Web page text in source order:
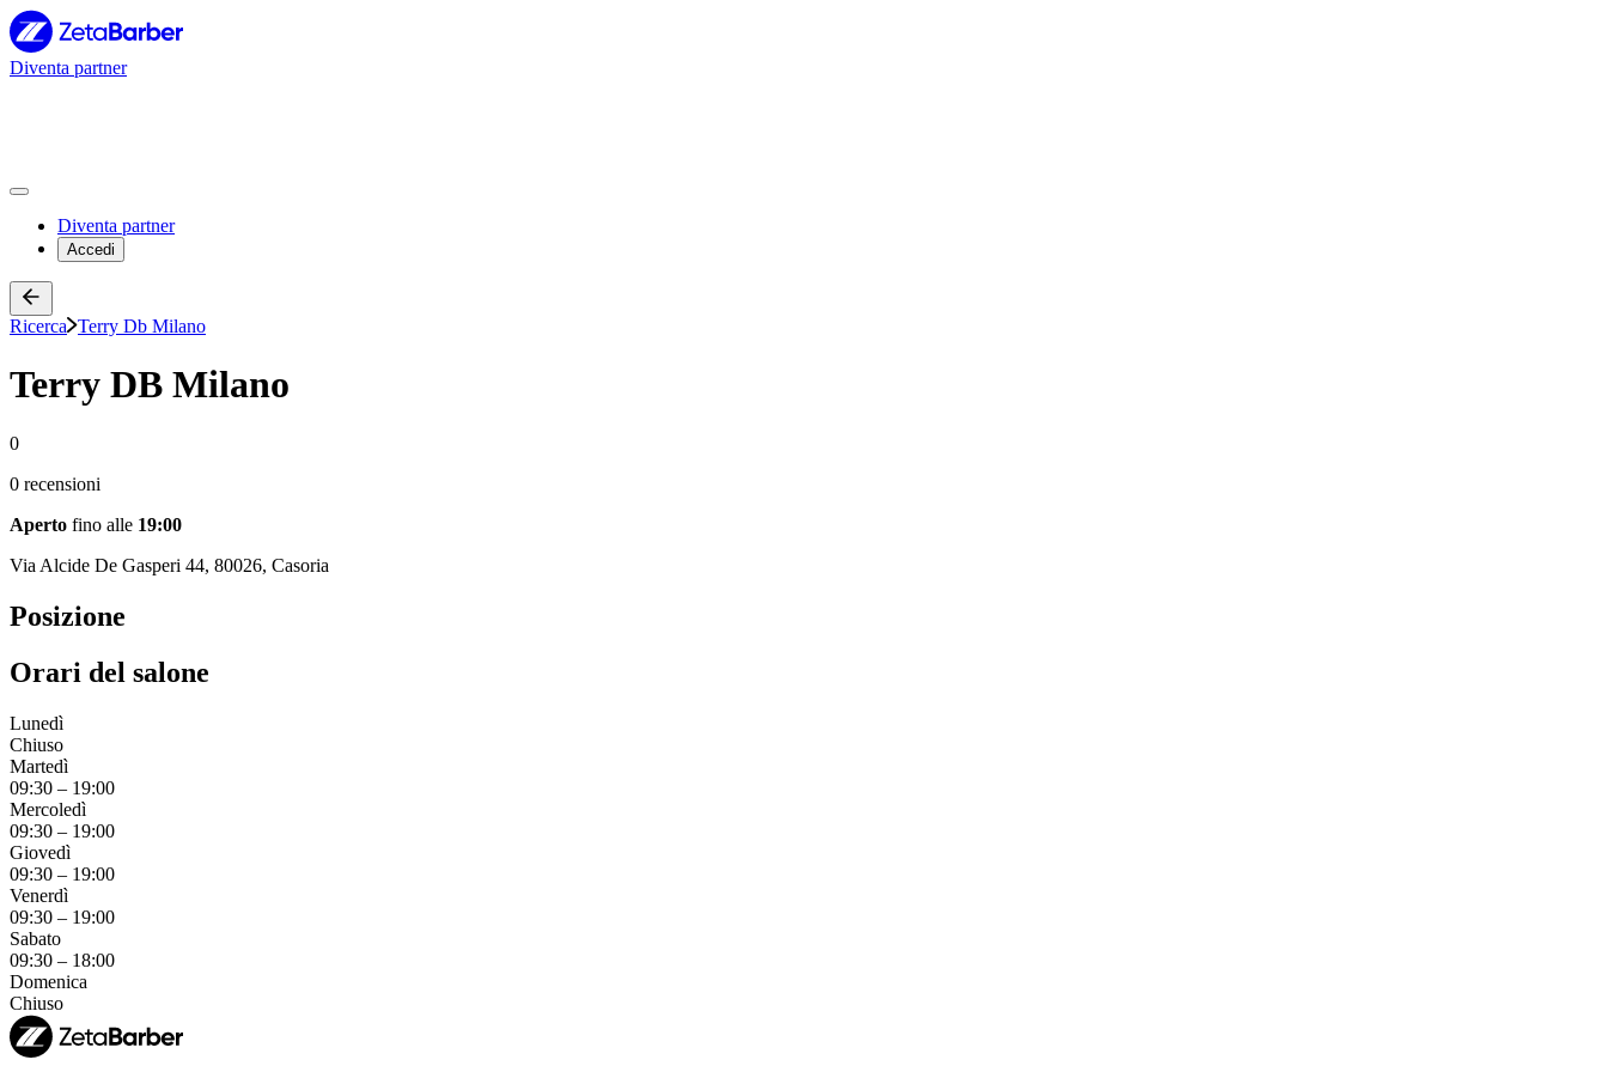
Diventa partner
Diventa partner
Accedi
Ricerca Terry Db Milano
Terry DB Milano
0
0 recensioni
Aperto fino alle 19:00
Via Alcide De Gasperi 44, 80026, Casoria
Posizione
Orari del salone
Lunedì
Chiuso
Martedì
09:30 – 19:00
Mercoledì
09:30 – 19:00
Giovedì
09:30 – 19:00
Venerdì
09:30 – 19:00
Sabato
09:30 – 18:00
Domenica
Chiuso